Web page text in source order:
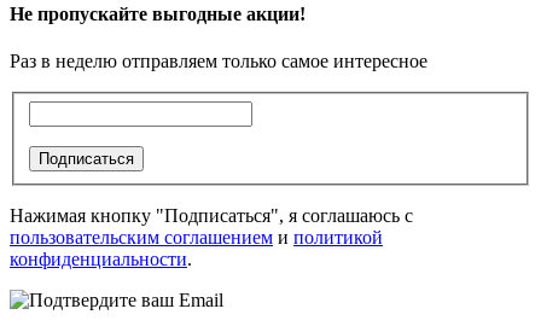
Не пропускайте выгодные акции!
Раз в неделю отправляем только самое интересное
Подписаться
Нажимая кнопку "Подписаться", я соглашаюсь с
пользовательским соглашением и политикой
конфиденциальности.